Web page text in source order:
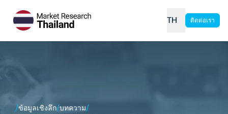
TH ติดต่อเรา
/ข้อมูลเชิงลึก/บทความ/